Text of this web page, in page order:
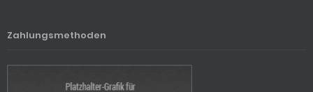
Zahlungsmethoden